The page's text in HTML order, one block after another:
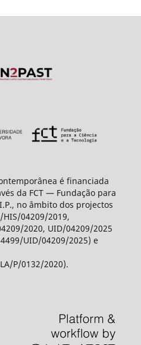
é financiada
da FCT — Fundação para
no âmbito dos projectos
04209/2019,
2020, UID/04209/2025
UID/04209/2025) e
P/0132/2020).